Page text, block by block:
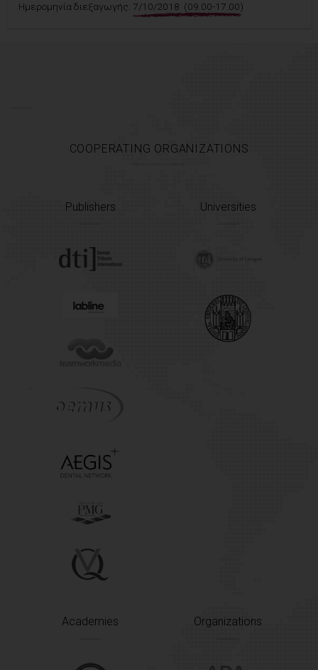
Ημερομηνία διεξαγωγής: 7/10/2018 (09.00-17.00)
COOPERATING ORGANIZATIONS
Publishers Universities
Academies Organizations